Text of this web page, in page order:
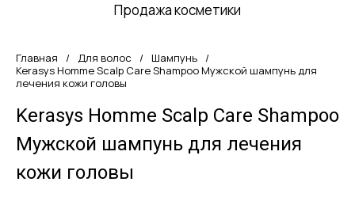
Продажа косметики
Главная / Для волос / Шампунь
/
Kerasys Homme Scalp Care Shampoo Мужской шампунь для
лечения кожи головы
Kerasys Homme Scalp Care Shampoo
Мужской шампунь для лечения
кожи головы